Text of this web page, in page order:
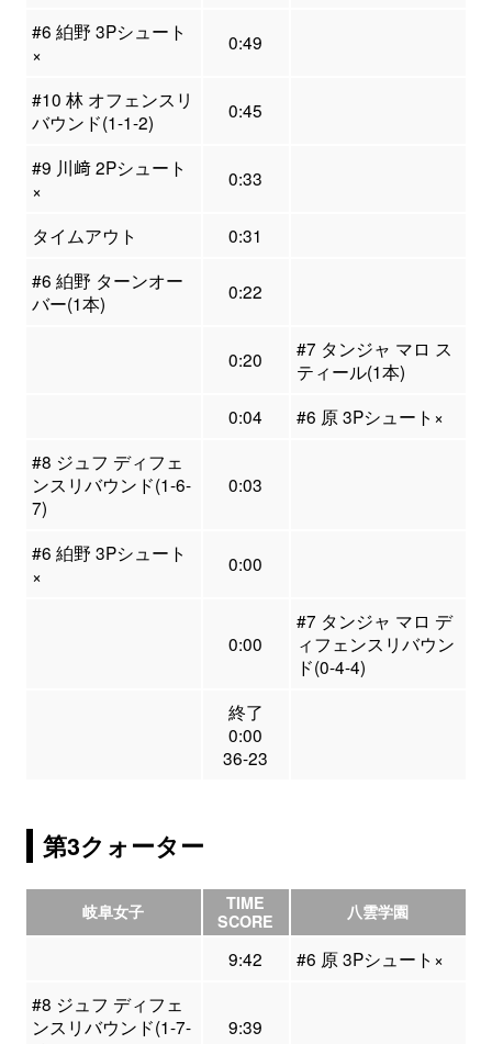
#6 絈野 3Pシュート
×
0:49
#10 林 オフェンスリ
バウンド(1-1-2)
0:45
#9 川﨑 2Pシュート
×
0:33
タイムアウト
0:31
#6 絈野 ターンオー
バー(1本)
0:22
0:20
#7 タンジャ マロ ス
ティール(1本)
0:04
#6 原 3Pシュート×
#8 ジュフ ディフェ
ンスリバウンド(1-6-
7)
0:03
#6 絈野 3Pシュート
×
0:00
0:00
#7 タンジャ マロ デ
ィフェンスリバウン
ド(0-4-4)
終了
0:00
36-23
第3クォーター
岐阜女子
TIME
SCORE
八雲学園
9:42
#6 原 3Pシュート×
#8 ジュフ ディフェ
ンスリバウンド(1-7-
9:39